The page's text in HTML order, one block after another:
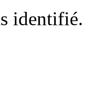
identifié.